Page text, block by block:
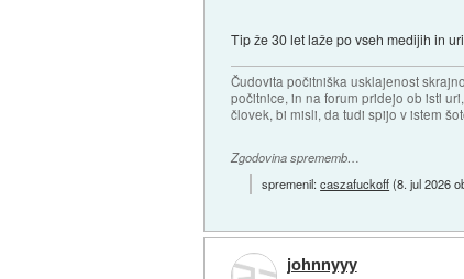
Tip že 30 let laže po vseh medijih in
Čudovita počitniška usklajenost
počitnice, in na forum pridejo ob isti
človek, bi misli, da tudi spijo v istem
Zgodovina sprememb…
spremenil:caszafuckoff(8. jul 2026
johnnyyy